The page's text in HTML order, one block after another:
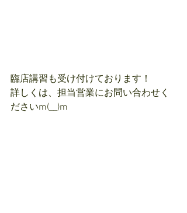
臨店講習も受け付けております！
詳しくは、担当営業にお問い合わせく
ださいm(__)m